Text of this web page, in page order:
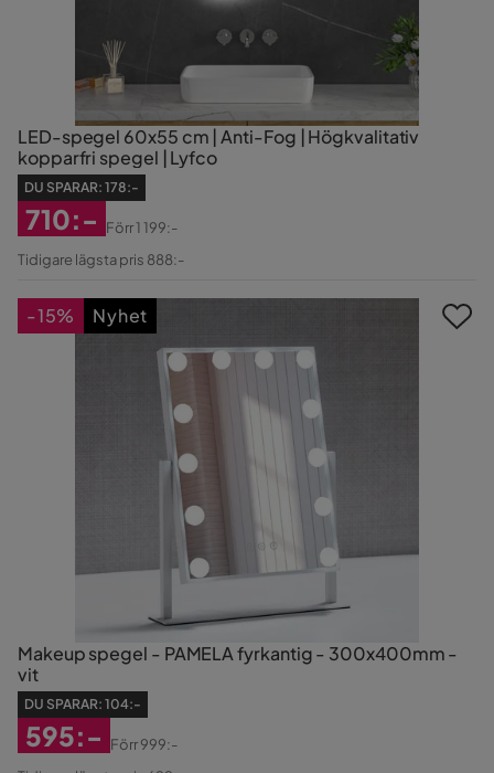
LED-spegel 60x55 cm | Anti-Fog | Högkvalitativ
kopparfri spegel | Lyfco
DU SPARAR: 178:-
Rabatterat
710:-
Original
Förr1 199:-
Tidigare lägsta pris 888:-
Makeup spegel - PAMELA fyrkantig - 300x400mm -
vit
DU SPARAR: 104:-
Rabatterat
595:-
Original
Förr999:-
-15% Nyhet